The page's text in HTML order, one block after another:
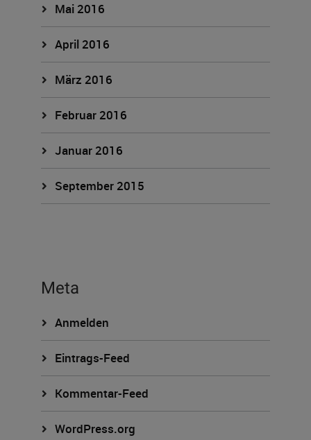
Mai 2016
April 2016
März 2016
Februar 2016
Januar 2016
September 2015
Meta
Anmelden
Eintrags-Feed
Kommentar-Feed
WordPress.org